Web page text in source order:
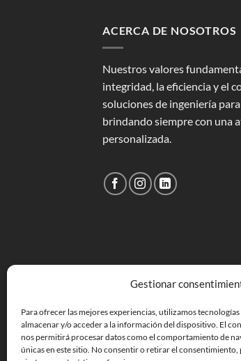
Gestionar
Para ofrecer las mejores experiencias, utilizamos
almacenar y/o acceder a la información del dispositivo. El
nos permitirá procesar datos como el comportamiento de
únicas en este sitio. No consentir o retirar el
ACERCA DE NOSOTROS
Nuestros valores
integridad, la eficiencia y el
soluciones de ingeniería
brindando siempre con una
personalizada.